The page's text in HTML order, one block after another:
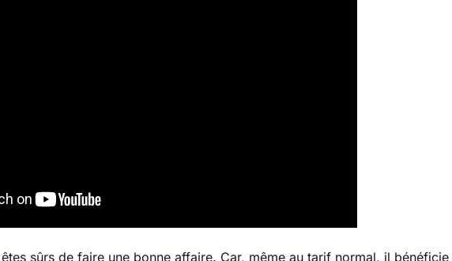
sûrs de faire une bonne affaire. Car, même au tarif normal, il bénéficie